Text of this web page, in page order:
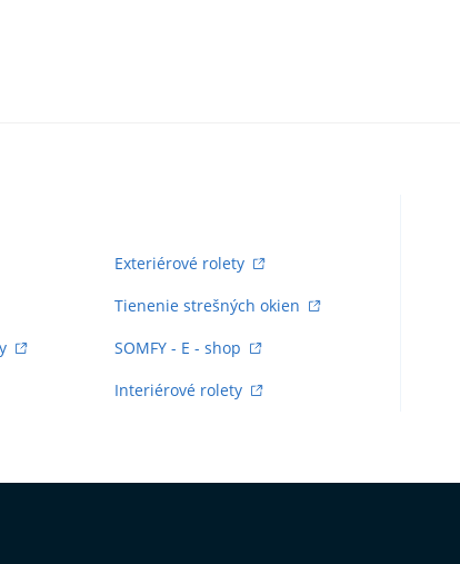
Exteriérové rolety
Tienenie strešných okien
SOMFY - E - shop
Interiérové rolety